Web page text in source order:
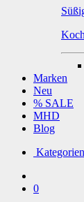
Marken
Neu
% SALE
MHD
Blog
Kategorien
0